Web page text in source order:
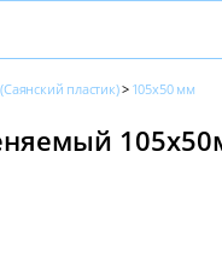
пластик) 105х50 мм